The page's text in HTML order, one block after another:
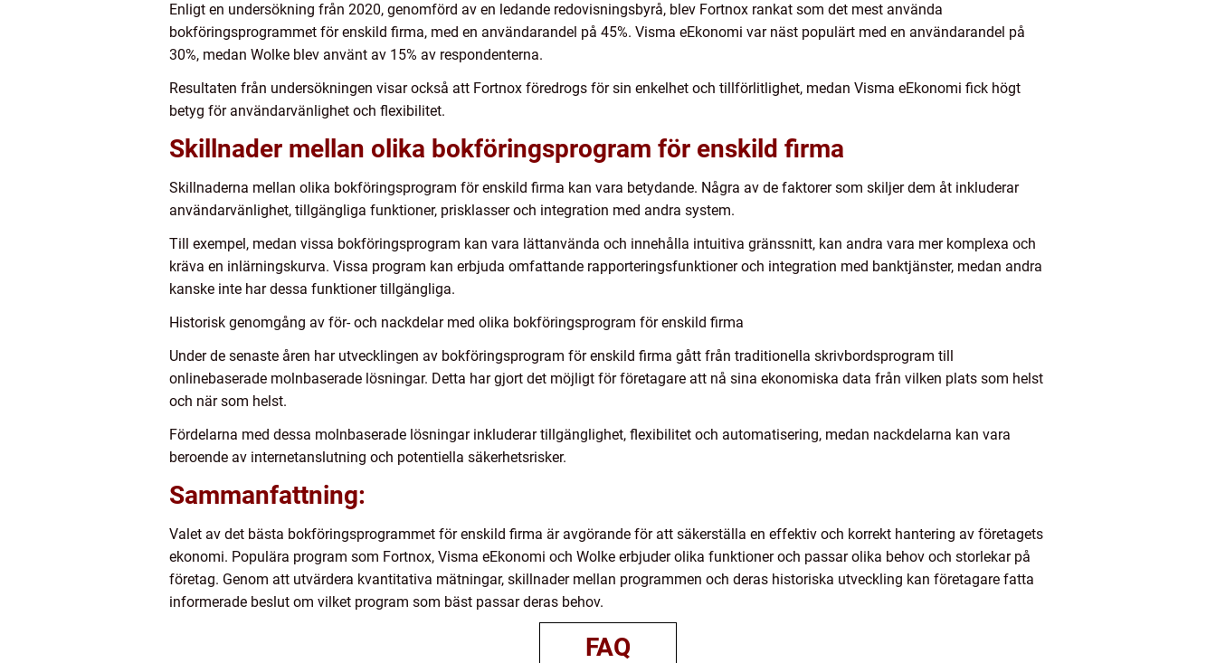
Enligt en undersökning från 2020, genomförd av en ledande redovisningsbyrå, blev Fortnox rankat som det mest använda
bokföringsprogrammet för enskild firma, med en användarandel på 45%. Visma eEkonomi var näst populärt med en användarandel på
30%, medan Wolke blev använt av 15% av respondenterna.
Resultaten från undersökningen visar också att Fortnox föredrogs för sin enkelhet och tillförlitlighet, medan Visma eEkonomi fick högt
betyg för användarvänlighet och flexibilitet.
Skillnader mellan olika bokföringsprogram för enskild firma
Skillnaderna mellan olika bokföringsprogram för enskild firma kan vara betydande. Några av de faktorer som skiljer dem åt inkluderar
användarvänlighet, tillgängliga funktioner, prisklasser och integration med andra system.
Till exempel, medan vissa bokföringsprogram kan vara lättanvända och innehålla intuitiva gränssnitt, kan andra vara mer komplexa och
kräva en inlärningskurva. Vissa program kan erbjuda omfattande rapporteringsfunktioner och integration med banktjänster, medan andra
kanske inte har dessa funktioner tillgängliga.
Historisk genomgång av för- och nackdelar med olika bokföringsprogram för enskild firma
Under de senaste åren har utvecklingen av bokföringsprogram för enskild firma gått från traditionella skrivbordsprogram till
onlinebaserade molnbaserade lösningar. Detta har gjort det möjligt för företagare att nå sina ekonomiska data från vilken plats som helst
och när som helst.
Fördelarna med dessa molnbaserade lösningar inkluderar tillgänglighet, flexibilitet och automatisering, medan nackdelarna kan vara
beroende av internetanslutning och potentiella säkerhetsrisker.
Sammanfattning:
Valet av det bästa bokföringsprogrammet för enskild firma är avgörande för att säkerställa en effektiv och korrekt hantering av företagets
ekonomi. Populära program som Fortnox, Visma eEkonomi och Wolke erbjuder olika funktioner och passar olika behov och storlekar på
företag. Genom att utvärdera kvantitativa mätningar, skillnader mellan programmen och deras historiska utveckling kan företagare fatta
informerade beslut om vilket program som bäst passar deras behov.
FAQ